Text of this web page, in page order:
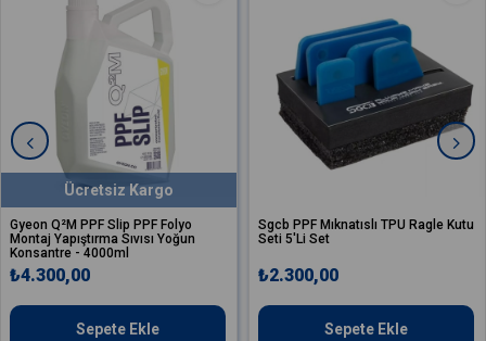
Q²M PPF Slip PPF Folyo
Yapıştırma Sıvısı Yoğun
- 4000ml
Sepete Ekle
Ücretsiz Kargo
Sgcb PPF Mıknatıslı TPU Ragle Kutu
Seti 5'Li Set
₺2.300,00
Sepete Ekle